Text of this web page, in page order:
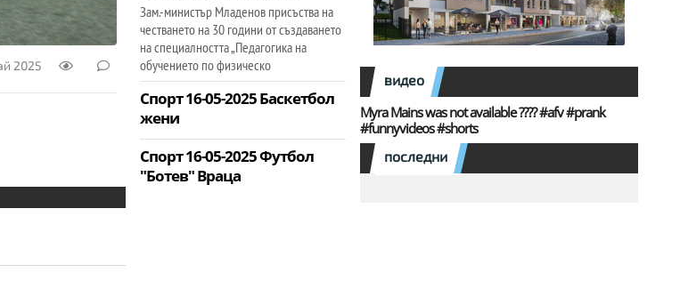
2025
Зам.-министър Младенов присъства на
честването на 30 години от създаването
на специалността „Педагогика на
обучението по физическо
Спорт 16-05-2025 Баскетбол
жени
Спорт 16-05-2025 Футбол
"Ботев" Враца
видео
Myra Mains was not available ???? #afv #prank
#funnyvideos #shorts
последни